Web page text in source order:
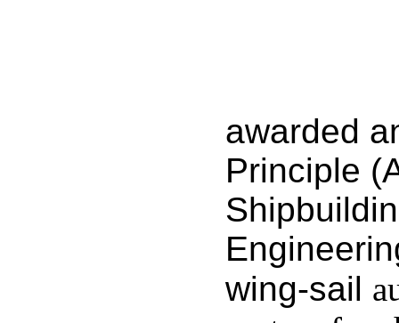
awarded
Principle
wing-sail